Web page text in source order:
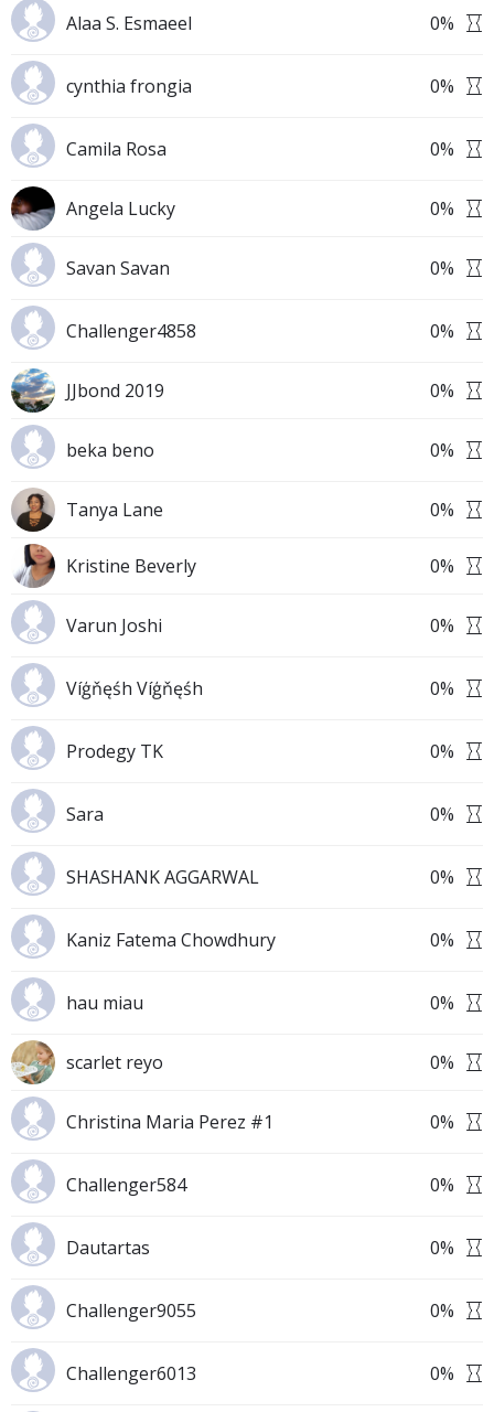
Alaa S. Esmaeel 0%
cynthia frongia 0%
Camila Rosa 0%
Angela Lucky 0%
Savan Savan 0%
Challenger4858 0%
JJbond 2019 0%
beka beno 0%
Tanya Lane 0%
Kristine Beverly 0%
Varun Joshi 0%
Víģňęśh Víģňęśh 0%
Prodegy TK 0%
Sara 0%
SHASHANK AGGARWAL 0%
Kaniz Fatema Chowdhury 0%
hau miau 0%
scarlet reyo 0%
Christina Maria Perez #1 0%
Challenger584 0%
Dautartas 0%
Challenger9055 0%
Challenger6013 0%